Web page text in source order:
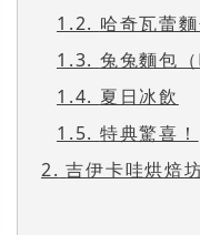
1.2. 哈奇瓦蕾
1.3. 兔兔麵包
1.4. 夏日冰飲
1.5. 特典驚喜！
2. 吉伊卡哇烘焙